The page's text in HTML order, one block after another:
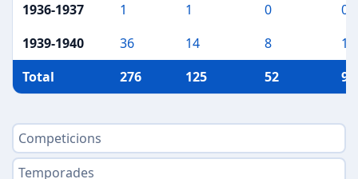
1936-1937
1 1 0
0
1939-1940
36 14 8
14
Total
276 125 52 99